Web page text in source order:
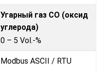
Угарный газ CO (оксид
углерода)
0 – 5 Vol.-%
Modbus ASCII / RTU